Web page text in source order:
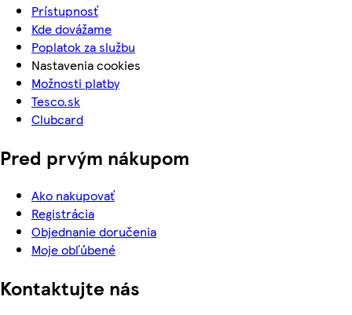
Prístupnosť
Kde dovážame
Poplatok za službu
Nastavenia cookies
Možnosti platby
Tesco.sk
Clubcard
Pred prvým nákupom
Ako nakupovať
Registrácia
Objednanie doručenia
Moje obľúbené
Kontaktujte nás